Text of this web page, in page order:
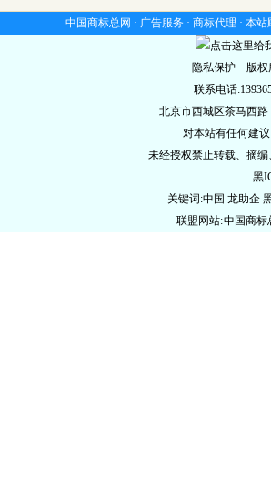
中国商标总网 · 广告服务 · 商标代理 · 本站
隐私保护 版权
联系电话
北京市西城区茶马西
对本站有任何建
未经授权禁止转载、摘
黑
关键词:中国 龙助企
联盟网站:中国商标